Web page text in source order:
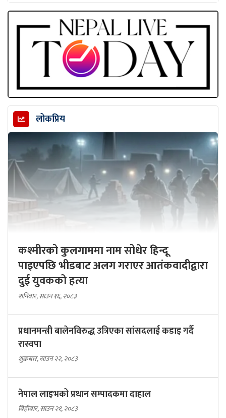
लोकप्रिय
कश्मीरको कुलगाममा नाम सोधेर हिन्दू
पाइएपछि भीडबाट अलग गराएर आतंकवादीद्वारा
दुई युवकको हत्या
शनिबार, साउन १६, २०८३
प्रधानमन्त्री बालेनविरुद्ध उत्रिएका सांसदलाई कडाइ गर्दै
रास्वपा
शुक्रबार, साउन २२, २०८३
नेपाल लाइभको प्रधान सम्पादकमा दाहाल
बिहीबार, साउन २१, २०८३